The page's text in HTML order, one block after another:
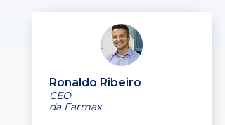
Ronaldo Ribeiro
CEO
da Farmax